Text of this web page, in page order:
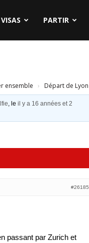
VISAS PARTIR
ensemble › Départ de Lyon
, leil y a 16 années et 2
#26185
passant par Zurich et